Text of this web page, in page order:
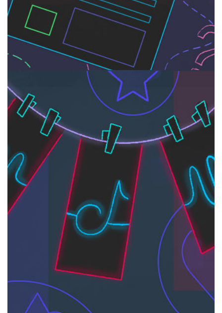
Квиз-маркетинг: как использовать в
воронке продаж
ВЛАДИСЛАВ АНИСИМОВ /05.12.2019